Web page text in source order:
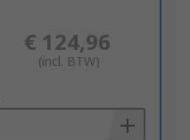
€ 124,96
(incl. BTW)